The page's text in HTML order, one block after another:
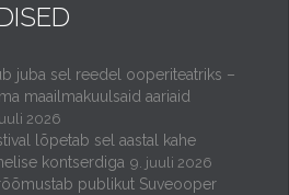
juba sel reedel ooperiteatriks –
maailmakuulsaid aariaid
2026
lõpetab sel aastal kahe
kontserdiga 9. juuli 2026
publikut Suveooper